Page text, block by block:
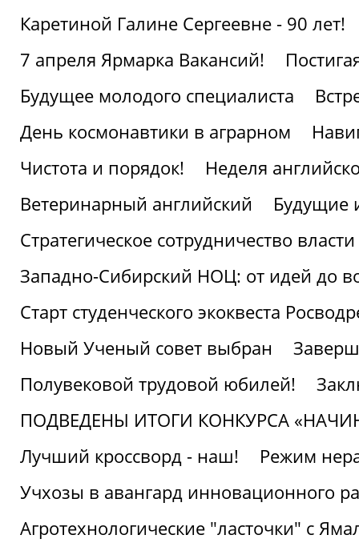
Каретиной Галине Сергеевне - 90 лет!
7 апреля Ярмарка Вакансий!
Будущее молодого специалиста
День космонавтики в аграрном
Чистота и порядок!
Неделя
Ветеринарный английский
Будущие
Стратегическое сотрудничество
Западно-Сибирский НОЦ: от идей до
Старт студенческого экоквеста
Новый Ученый совет выбран
Полувековой трудовой юбилей!
ПОДВЕДЕНЫ ИТОГИ КОНКУРСА
Лучший кроссворд - наш!
Режим
Учхозы в авангард инновационного
Агротехнологические "ласточки" с